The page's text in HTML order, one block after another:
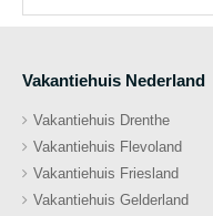
Vakantiehuis Nederland
Vakantiehuis Drenthe
Vakantiehuis Flevoland
Vakantiehuis Friesland
Vakantiehuis Gelderland